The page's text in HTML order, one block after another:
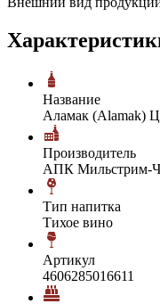
Название
Аламак (Alamak)
Производитель
АПК Мильстрим-
Тип напитка
Тихое вино
Артикул
4606285016611